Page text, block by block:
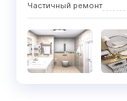
Частичный ремонт